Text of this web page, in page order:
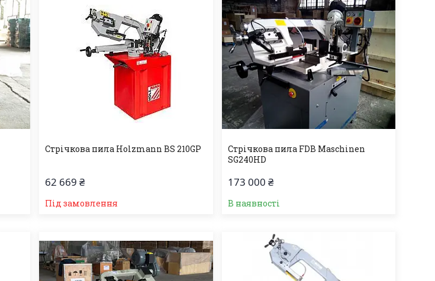
Стрічкова пила Holzmann BS 210GP
62 669 ₴
Під замовлення
Стрічкова пила FDB Maschinen
SG240HD
173 000 ₴
В наявності